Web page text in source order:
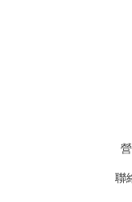
聯